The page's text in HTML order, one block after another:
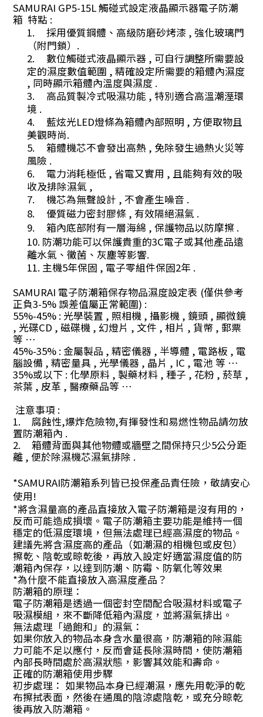
SAMURAI GP5-15L觸碰式設定液晶顯示器電子防潮
箱 特點 :
1.
採用優質鋼體、高級防磨砂烤漆 , 強化玻璃門
（附門鎖） .
2.
數位觸碰式液晶顯示器 , 可自行調整所需要設
定的濕度數值範圍 , 精確設定所需要的箱體內濕度
, 同時顯示箱體內溫度與濕度 .
3.
高品質製冷式吸濕功能 , 特別適合高溫潮溼環
境 .
4.
藍炫光LED燈條為箱體內部照明 , 方便取物且
美觀時尚.
5.
箱體機芯不會發出高熱 , 免除發生過熱火災等
風險 .
6.
電力消耗極低 , 省電又實用 , 且能夠有效的吸
收及排除濕氣 ,
7.
機芯為無聲設計 , 不會產生噪音 .
8.
優質磁力密封膠條 , 有效隔絕濕氣 .
9.
箱內底部附有一層海綿 , 保護物品以防摩擦 .
10. 防潮功能可以保護貴重的3C電子或其他產品遠
離水氣、黴菌、灰塵等影響.
11. 主機5年保固 , 電子零組件保固2年 .
SAMURAI 電子防潮箱保存物品濕度設定表 (僅供參考
正負3-5% 誤差值屬正常範圍) :
55%-45% : 光學裝置 , 照相機 , 攝影機 , 鏡頭 , 顯微鏡
, 光碟CD , 磁碟機 , 幻燈片 , 文件 , 相片 , 貨幣 , 郵票
等 …
45%-35% : 金屬製品 , 精密儀器 , 半導體 , 電路板 , 電
腦設備 , 精密量具 , 光學儀器 , 晶片 , IC , 電池 等 …
35%或以下 : 化學原料 , 製藥材料 , 種子 , 花粉 , 菸草 ,
茶葉 , 皮革 , 醫療藥品等 …
注意事項 :
1.
腐蝕性,爆炸危險物,有揮發性和易燃性物品請勿放
置防潮箱內 .
2.
箱體背面與其他物體或牆壁之間保持只少5公分距
離 , 便於除濕機芯濕氣排除 .
*SAMURAI防潮箱系列皆已投保產品責任險，敬請安心
使用!
*將含濕量高的產品直接放入電子防潮箱是沒有用的，
反而可能造成損壞。電子防潮箱主要功能是維持一個
穩定的低濕度環境，但無法處理已經高濕度的物品。
建議先將含濕度高的產品（如潮濕的相機包或皮包）
擦乾、陰乾或晾乾後，再放入設定好適當濕度值的防
潮箱內保存，以達到防潮、防霉、防氧化等效果
*為什麼不能直接放入高濕度產品？
防潮箱的原理：
電子防潮箱是透過一個密封空間配合吸濕材料或電子
吸濕模組，來不斷降低箱內濕度，並將濕氣排出。
無法處理「過飽和」的濕氣：
如果你放入的物品本身含水量很高，防潮箱的除濕能
力可能不足以應付，反而會延長除濕時間，使防潮箱
內部長時間處於高濕狀態，影響其效能和壽命。
正確的防潮箱使用步驟
初步處理： 如果物品本身已經潮濕，應先用乾淨的乾
布擦拭表面，然後在通風的陰涼處陰乾，或充分晾乾
後再放入防潮箱。